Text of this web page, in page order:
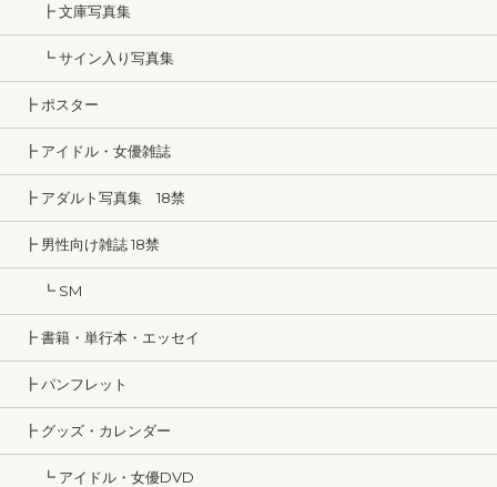
┣ 文庫写真集
┗ サイン入り写真集
┣ ポスター
┣ アイドル・女優雑誌
┣ アダルト写真集 18禁
┣ 男性向け雑誌 18禁
┗ SM
┣ 書籍・単行本・エッセイ
┣ パンフレット
┣ グッズ・カレンダー
┗ アイドル・女優DVD